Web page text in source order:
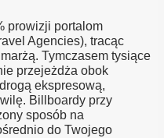
prowizji portalom
Agencies), tracąc
Tymczasem tysiące
przejeżdża obok
ekspresową,
Billboardy przy
sposób na
do Twojego